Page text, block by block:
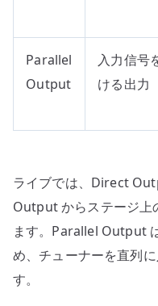
Parallel
Output
入力信号
ける出力
ライブでは、Direct
Output からステージ上
ます。Parallel Output
め、チューナーを直列
す。